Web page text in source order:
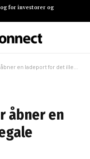
for investorer og
en ladeport for det illegale marked
åbner en